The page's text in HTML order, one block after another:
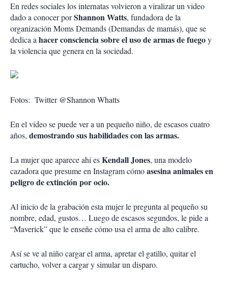
En redes sociales los internatas volvieron a viralizar un video
dado a conocer porShannon Watts, fundadora de la
organización Moms Demands (Demandas de mamás), que se
dedica a hacer consciencia sobre el uso de armas de fuegoy
la violencia que genera en la sociedad.
Fotos: Twitter @Shannon Whatts
En el video se puede ver a un pequeño niño, de escasos cuatro
años, demostrando sus habilidades con las armas.
La mujer que aparece ahí esKendall Jones, una modelo
cazadora que presume en Instagram cómoasesina animales en
peligro de extinción por ocio.
Al inicio de la grabación esta mujer le pregunta al pequeño su
nombre, edad, gustos… Luego de escasos segundos, le pide a
“Maverick” que le enseñe cómo usa el arma de alto calibre.
Así se ve al niño cargar el arma, apretar el gatillo, quitar el
cartucho, volver a cargar y simular un disparo.